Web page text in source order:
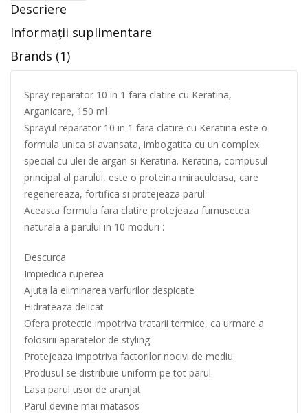
Descriere
Informații suplimentare
Brands (1)
Spray reparator 10 in 1 fara clatire cu Keratina,
Arganicare, 150 ml
Sprayul reparator 10 in 1 fara clatire cu Keratina este o
formula unica si avansata, imbogatita cu un complex
special cu ulei de argan si Keratina. Keratina, compusul
principal al parului, este o proteina miraculoasa, care
regenereaza, fortifica si protejeaza parul.
Aceasta formula fara clatire protejeaza fumusetea
naturala a parului in 10 moduri :
Descurca
Impiedica ruperea
Ajuta la eliminarea varfurilor despicate
Hidrateaza delicat
Ofera protectie impotriva tratarii termice, ca urmare a
folosirii aparatelor de styling
Protejeaza impotriva factorilor nocivi de mediu
Produsul se distribuie uniform pe tot parul
Lasa parul usor de aranjat
Parul devine mai matasos